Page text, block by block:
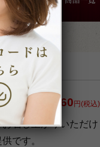
2,160 円(税込)
召し上がりいただけ
です。